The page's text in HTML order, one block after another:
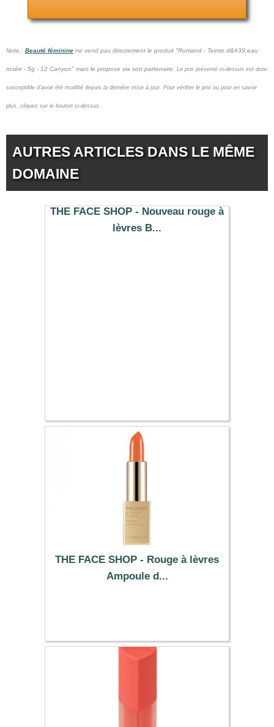
Note : Beauté féminine ne vend pas directement le produit "Romand - Teinte d&#39;eau
rosée - 5g - 12 Canyon" mais le propose via son partenaire. Le prix présenté ci-dessus est donc
susceptible d'avoir été modifié depuis la dernière mise à jour. Pour vérifier le prix ou pour en savoir
plus, cliquez sur le bouton ci-dessus.
AUTRES ARTICLES DANS LE MÊME
DOMAINE
THE FACE SHOP - Nouveau rouge à
lèvres B...
THE FACE SHOP - Rouge à lèvres
Ampoule d...